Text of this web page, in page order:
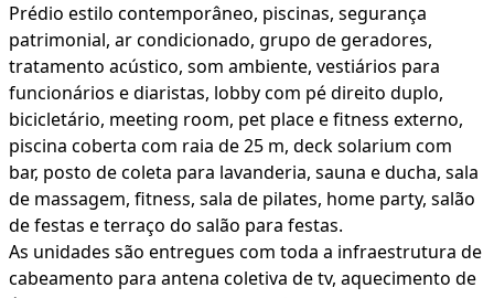
Prédio estilo contemporâneo, piscinas, segurança
patrimonial, ar condicionado, grupo de geradores,
tratamento acústico, som ambiente, vestiários para
funcionários e diaristas, lobby com pé direito duplo,
bicicletário, meeting room, pet place e fitness externo,
piscina coberta com raia de 25 m, deck solarium com
bar, posto de coleta para lavanderia, sauna e ducha, sala
de massagem, fitness, sala de pilates, home party, salão
de festas e terraço do salão para festas.
As unidades são entregues com toda a infraestrutura de
cabeamento para antena coletiva de tv, aquecimento de